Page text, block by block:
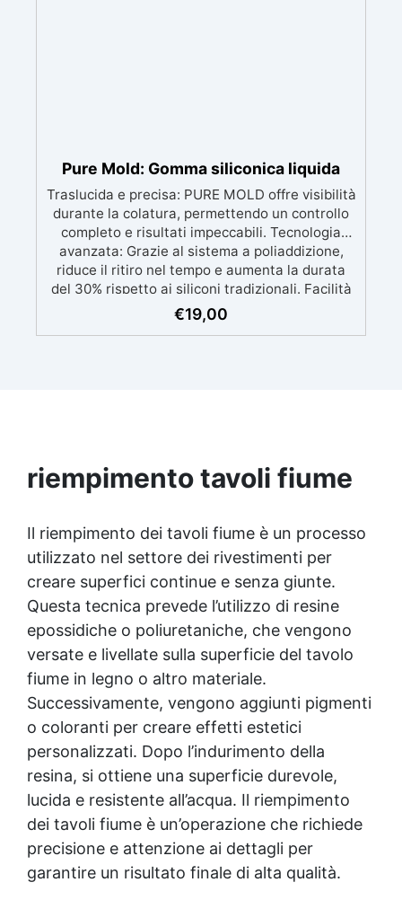
Pure Mold: Gomma siliconica liquida
Traslucida e precisa: PURE MOLD offre visibilità
durante la colatura, permettendo un controllo
completo e risultati impeccabili. Tecnologia
avanzata: Grazie al sistema a poliaddizione,
riduce il ritiro nel tempo e aumenta la durata
del 30% rispetto ai siliconi tradizionali. Facilità
d'uso: Miscelazione semplice con rapporto 1:1,
ideale sia per principianti che professionisti.
€19,00
riempimento tavoli fiume
Il riempimento dei tavoli fiume è un processo
utilizzato nel settore dei rivestimenti per
creare superfici continue e senza giunte.
Questa tecnica prevede l’utilizzo di resine
epossidiche o poliuretaniche, che vengono
versate e livellate sulla superficie del tavolo
fiume in legno o altro materiale.
Successivamente, vengono aggiunti pigmenti
o coloranti per creare effetti estetici
personalizzati. Dopo l’indurimento della
resina, si ottiene una superficie durevole,
lucida e resistente all’acqua. Il riempimento
dei tavoli fiume è un’operazione che richiede
precisione e attenzione ai dettagli per
garantire un risultato finale di alta qualità.